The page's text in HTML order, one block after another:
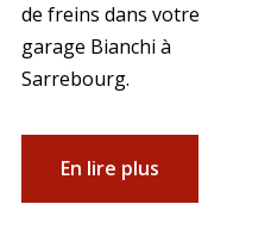
de freins dans votre
garage Bianchi à
Sarrebourg.
En lire plus